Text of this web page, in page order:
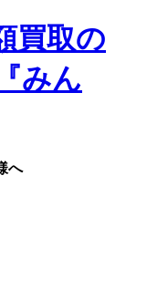
買取の
みん
へ